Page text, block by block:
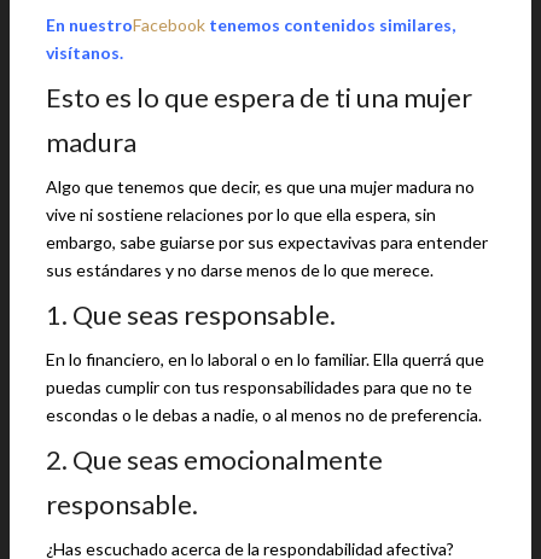
En nuestroFacebook tenemos contenidos similares,
visítanos.
Esto es lo que espera de ti una mujer
madura
Algo que tenemos que decir, es que una mujer madura no
vive ni sostiene relaciones por lo que ella espera, sin
embargo, sabe guiarse por sus expectavivas para entender
sus estándares y no darse menos de lo que merece.
1. Que seas responsable.
En lo financiero, en lo laboral o en lo familiar. Ella querrá que
puedas cumplir con tus responsabilidades para que no te
escondas o le debas a nadie, o al menos no de preferencia.
2. Que seas emocionalmente
responsable.
¿Has escuchado acerca de la respondabilidad afectiva?